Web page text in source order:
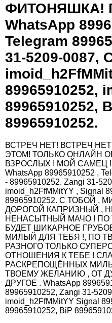
ФИТОНЯШКА!
WhatsApp
Telegram
31-5209-0087,
89965910252,
89965910252,
89965910252.
ВСТРЕЧ НЕТ! ВСТРЕЧ
ЭТОМ! ТОЛЬКО ОНЛАЙН
ВЗРОСЛЫХ ! МОЙ САМЕЦ !
WhatsApp 89965910252 ,
- 89965910252. Zangi 31-
imoid_h2FfMMitYY , Signal
89965910252. С ТОБОЙ ,
ДОРОГОЙ КАПРИЗНЫЙ ,
НЕНАСЫТНЫЙ МАЧО !
БУДЕТ ШИКАРНОЕ
МИЛЫЙ ДЛЯ ТЕБЯ !, ПО
РАЗНОГО ТОЛЬКО
ОТНОШЕНИЯ К ТЕБЕ !
РАСКРЕПОЩЁННЫХ
ТВОЕМУ ЖЕЛАНИЮ , ОТ
ДРУГОЕ . WhatsApp
89965910252, Zangi 31-
imoid_h2FfMMitYY Signal
89965910252, BiP